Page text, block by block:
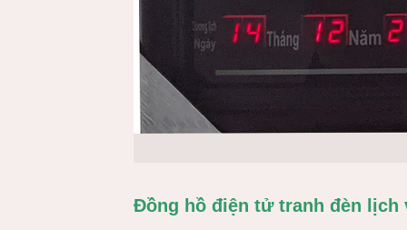
Đồng hồ điện tử tranh đèn lịch